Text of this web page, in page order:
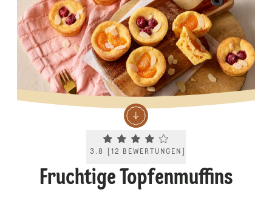
Current rating 3.8. Click to rate.
3.8 12 BEWERTUNGEN
Fruchtige Topfenmuffins